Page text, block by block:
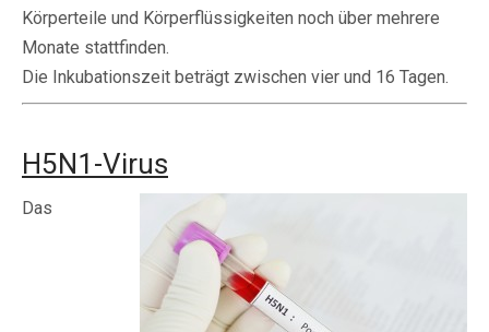
Körperteile und Körperflüssigkeiten noch über mehrere
Monate stattfinden.
Die Inkubationszeit beträgt zwischen vier und 16 Tagen.
H5N1-Virus
Das